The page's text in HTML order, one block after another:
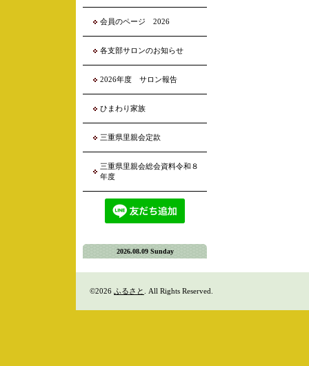
会員のページ 2026
各支部サロンのお知らせ
2026年度 サロン報告
ひまわり家族
三重県里親会定款
三重県里親会総会資料令和８
年度
2026.08.09 Sunday
©2026 ふるさと . All Rights Reserved.